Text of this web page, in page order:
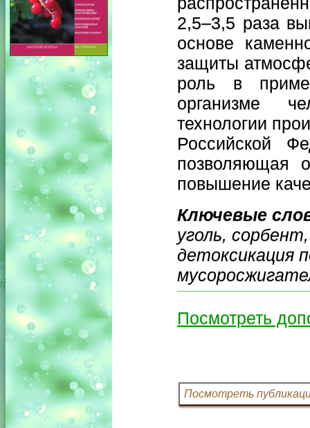
2,5–3,5 раза
основе
защиты
роль в
организме
технологии
Российской
позволяющая
повышение
Ключевые
уголь,
детоксикация
Посмотреть